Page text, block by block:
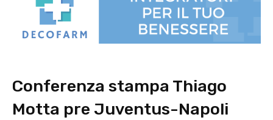
Conferenza stampa Thiago
Motta pre Juventus-Napoli